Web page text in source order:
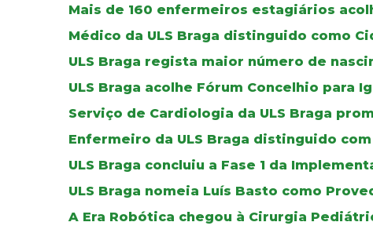
Mais de 160 enfermeiros estagiários
Médico da ULS Braga distinguido como
ULS Braga regista maior número de
ULS Braga acolhe Fórum Concelhio para
Serviço de Cardiologia da ULS Braga
Enfermeiro da ULS Braga distinguido
ULS Braga concluiu a Fase 1 da
ULS Braga nomeia Luís Basto como
A Era Robótica chegou à Cirurgia